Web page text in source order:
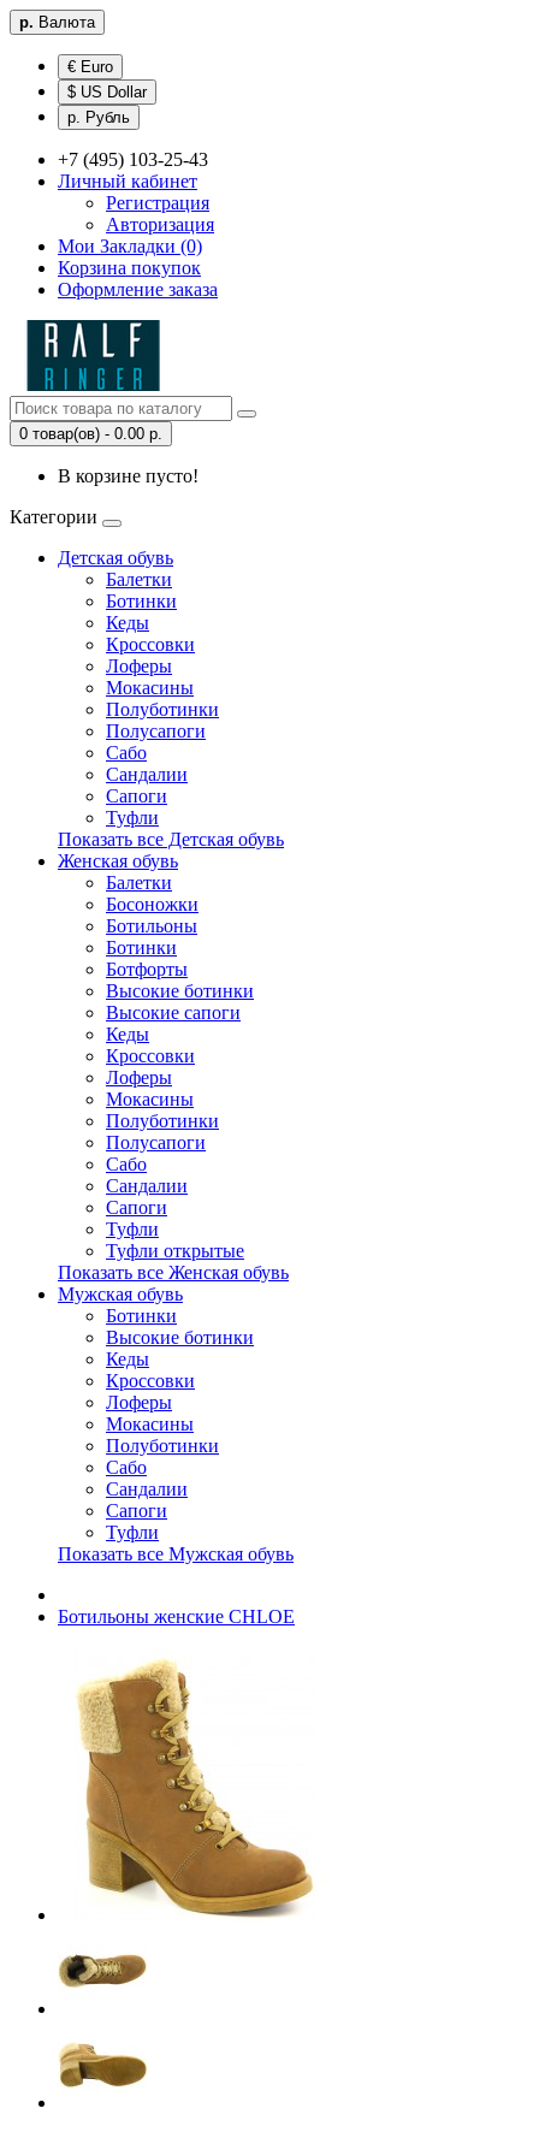
р. Валюта
€ Euro
$ US Dollar
р. Рубль
+7 (495) 103-25-43
Личный кабинет
Регистрация
Авторизация
Мои Закладки (0)
Корзина покупок
Оформление заказа
0 товар(ов) - 0.00 р.
В корзине пусто!
Категории
Детская обувь
Балетки
Ботинки
Кеды
Кроссовки
Лоферы
Мокасины
Полуботинки
Полусапоги
Сабо
Сандалии
Сапоги
Туфли
Показать все Детская обувь
Женская обувь
Балетки
Босоножки
Ботильоны
Ботинки
Ботфорты
Высокие ботинки
Высокие сапоги
Кеды
Кроссовки
Лоферы
Мокасины
Полуботинки
Полусапоги
Сабо
Сандалии
Сапоги
Туфли
Туфли открытые
Показать все Женская обувь
Мужская обувь
Ботинки
Высокие ботинки
Кеды
Кроссовки
Лоферы
Мокасины
Полуботинки
Сабо
Сандалии
Сапоги
Туфли
Показать все Мужская обувь
Ботильоны женские CHLOE